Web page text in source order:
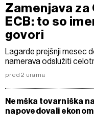
Zamenjava
ECB: to so
govori
Lagarde prejšnji mesec
namerava odslužiti
pred 2 urama
Nemška tovarniška
napovedovali